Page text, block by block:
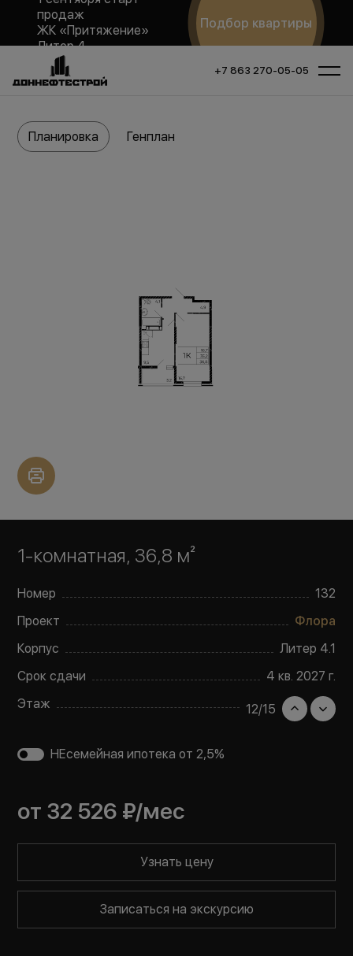
продаж
ЖК «Притяжение»
Литер 4
Подбор квартиры
+7 863 270-05-05
1-комнатная, 36,8 м²
Номер
132
Проект
Флора
Корпус
Литер 4.1
Срок сдачи
4 кв. 2027 г.
Этаж
12/15
НЕсемейная ипотека от 2,5%
от 32 526 ₽/мес
Узнать цену
Записаться на экскурсию
Планировка Генплан